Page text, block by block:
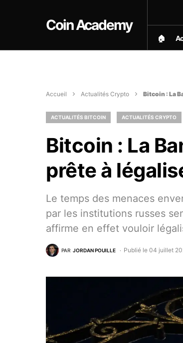
Coin Academy
🏠︎
Accueil Actualités Crypto Bitcoin : La
ACTUALITÉS BITCOIN ACTUALITÉS CRYPTO
Bitcoin : La
prête à
Le temps des menaces
par les institutions russes
affirme en effet vouloir
PAR JORDAN POUILLE Publié le 04 juillet